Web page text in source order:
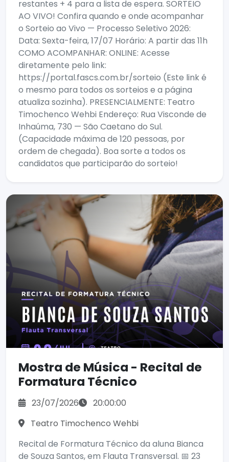
restantes + 4 para a lista de espera. SORTEIO
AO VIVO! Confira quando e onde acompanhar
o Sorteio ao Vivo — Processo Seletivo 2026:
Data: Sexta-feira, 17/07 Horário: A partir das 11h
COMO ACOMPANHAR: ONLINE: Acesse
diretamente pelo link:
https://portal.fascs.com.br/sorteio (Este link é
o mesmo para todos os sorteios e a página
atualiza sozinha). PRESENCIALMENTE: Teatro
Timochenco Wehbi Endereço: Rua Visconde de
Inhaúma, 730 — São Caetano do Sul.
(Capacidade máxima de 120 pessoas, por
ordem de chegada). Boa sorte a todos os
candidatos que participarão do sorteio!
Mostra de Música - Recital de
Formatura Técnico
23/07/2026
20:00:00
Teatro Timochenco Wehbi
Recital de Formatura Técnico da aluna Bianca
de Souza Santos, em Flauta Transversal. 📅 23